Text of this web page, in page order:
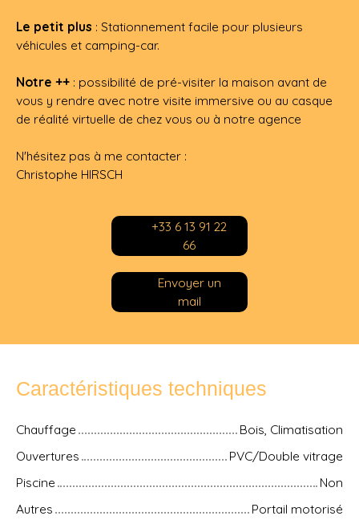
Le petit plus : Stationnement facile pour plusieurs
véhicules et camping-car.
Notre ++ : possibilité de pré-visiter la maison avant de
vous y rendre avec notre visite immersive ou au casque
de réalité virtuelle de chez vous ou à notre agence
N'hésitez pas à me contacter :
Christophe HIRSCH
+33 6 13 91 22
66
Envoyer un
mail
Caractéristiques techniques
Chauffage
Bois, Climatisation
Ouvertures
PVC/Double vitrage
Piscine
Non
Autres
Portail motorisé